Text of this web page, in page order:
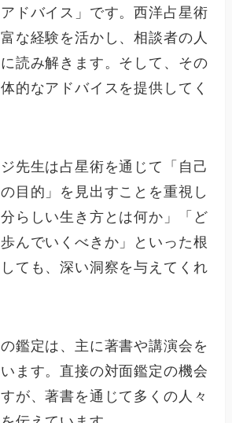
ドバイス」です。西洋占星術
な経験を活かし、相談者の人
読み解きます。そして、その
的なアドバイスを提供してく
先生は占星術を通じて「自己
目的」を見出すことを重視し
らしい生き方とは何か」「ど
んでいくべきか」といった根
ても、深い洞察を与えてくれ
鑑定は、主に著書や講演会を
ます。直接の対面鑑定の機会
が、著書を通じて多くの人々